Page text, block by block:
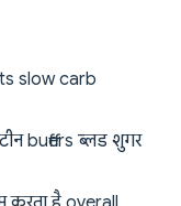
slow carb
buffers ब्लड शुगर